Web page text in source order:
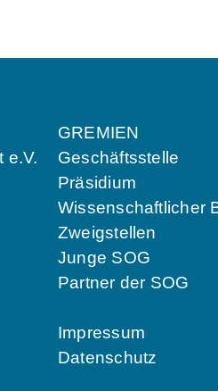
e.V.
GREMIEN
Geschäftsstelle
Präsidium
Wissenschaftlicher
Zweigstellen
Junge SOG
Partner der SOG
Impressum
Datenschutz